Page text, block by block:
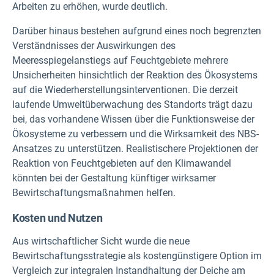
Arbeiten zu erhöhen, wurde deutlich.
Darüber hinaus bestehen aufgrund eines noch begrenzten
Verständnisses der Auswirkungen des
Meeresspiegelanstiegs auf Feuchtgebiete mehrere
Unsicherheiten hinsichtlich der Reaktion des Ökosystems
auf die Wiederherstellungsinterventionen. Die derzeit
laufende Umweltüberwachung des Standorts trägt dazu
bei, das vorhandene Wissen über die Funktionsweise der
Ökosysteme zu verbessern und die Wirksamkeit des NBS-
Ansatzes zu unterstützen. Realistischere Projektionen der
Reaktion von Feuchtgebieten auf den Klimawandel
könnten bei der Gestaltung künftiger wirksamer
Bewirtschaftungsmaßnahmen helfen.
Kosten und Nutzen
Aus wirtschaftlicher Sicht wurde die neue
Bewirtschaftungsstrategie als kostengünstigere Option im
Vergleich zur integralen Instandhaltung der Deiche am